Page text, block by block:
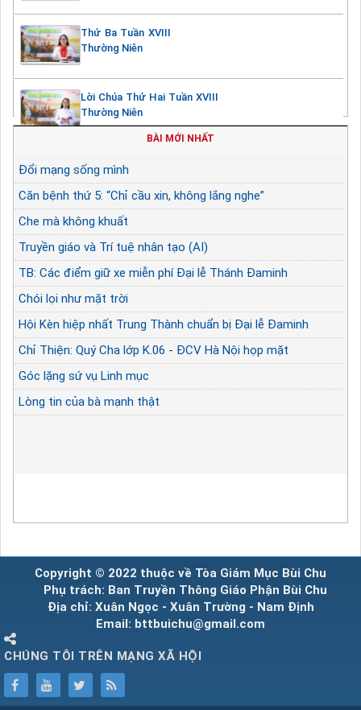
Thứ Ba Tuần XVIII
Thường Niên
Lời Chúa Thứ Hai Tuần XVIII
Thường Niên
BÀI MỚI NHẤT
Đổi mạng sống mình
Căn bệnh thứ 5: “Chỉ cầu xin, không lắng nghe”
Che mà không khuất
Truyền giáo và Trí tuệ nhân tạo (AI)
TB: Các điểm giữ xe miễn phí Đại lễ Thánh Đaminh
Chói lọi như mặt trời
Hội Kèn hiệp nhất Trung Thành chuẩn bị Đại lễ Đaminh
Chỉ Thiện: Quý Cha lớp K.06 - ĐCV Hà Nội họp mặt
Góc lặng sứ vụ Linh mục
Lòng tin của bà mạnh thật
Copyright © 2022 thuộc về Tòa Giám Mục Bùi Chu
Phụ trách: Ban Truyền Thông Giáo Phận Bùi Chu
Địa chỉ: Xuân Ngọc - Xuân Trường - Nam Định
Email: bttbuichu@gmail.com
CHÚNG TÔI TRÊN MẠNG XÃ HỘI